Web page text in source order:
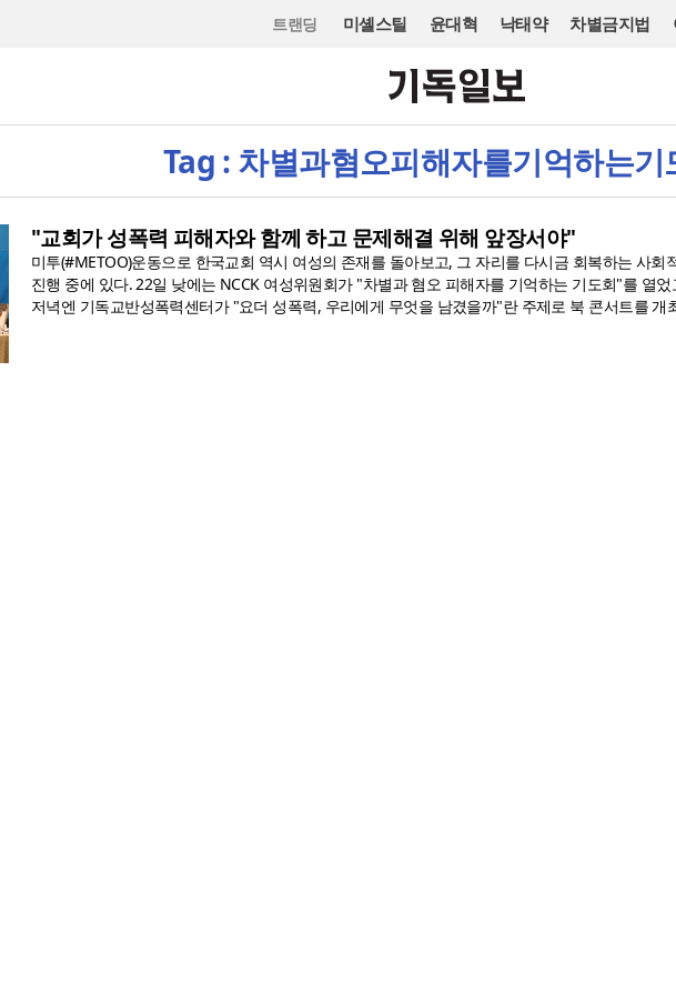
트랜딩 미셸스틸 윤대혁 낙태약 차별금지법
Tag : 차별과혐오피해자를기억하는기
"교회가 성폭력 피해자와 함께 하고 문제해결 위해 앞장서야"
미투(#METOO)운동으로 한국교회 역시 여성의 존재를 돌아보고, 그 자리를 다시금 회복하는 사회
진행 중에 있다. 22일 낮에는 NCCK 여성위원회가 "차별과 혐오 피해자를 기억하는 기도회"를 열었
저녁엔 기독교반성폭력센터가 "요더 성폭력, 우리에게 무엇을 남겼을까"란 주제로 북 콘서트를 개